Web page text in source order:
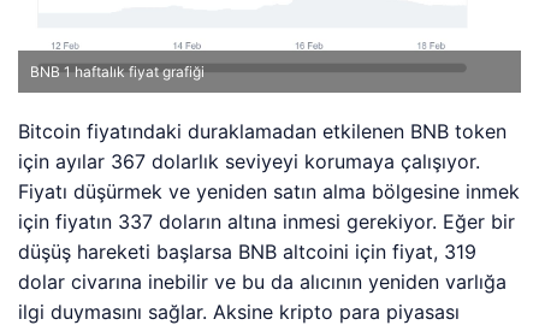
BNB 1 haftalık fiyat grafiği
Bitcoin fiyatındaki duraklamadan etkilenen BNB token
için ayılar 367 dolarlık seviyeyi korumaya çalışıyor.
Fiyatı düşürmek ve yeniden satın alma bölgesine inmek
için fiyatın 337 doların altına inmesi gerekiyor. Eğer bir
düşüş hareketi başlarsa BNB altcoini için fiyat, 319
dolar civarına inebilir ve bu da alıcının yeniden varlığa
ilgi duymasını sağlar. Aksine kripto para piyasası